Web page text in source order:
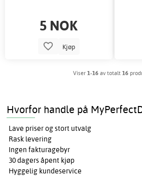
5 NOK
Kjøp
Viser 1-16 av totalt 16
Hvorfor handle på
Lave priser og stort utvalg
Rask levering
Ingen fakturagebyr
30 dagers åpent kjøp
Hyggelig kundeservice